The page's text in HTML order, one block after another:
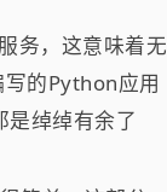
务，这意味着无
的Python应用
是绰绰有余了